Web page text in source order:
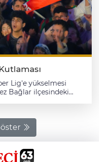
Lig'e yükselmesi
otobüsüyle geldi.
futbolcular, kırmızı
sahne aldı. Alanı
takımın